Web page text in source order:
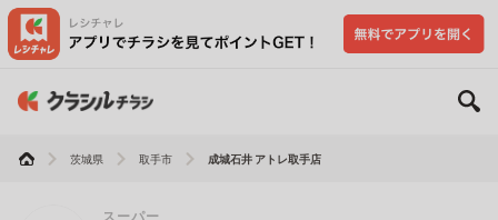
茨城県 取手市 成城石井 アトレ取手店
スーパー